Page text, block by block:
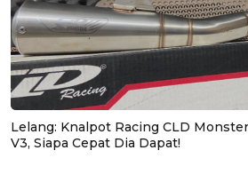
Lelang: Knalpot Racing CLD
V3, Siapa Cepat Dia Dapat!